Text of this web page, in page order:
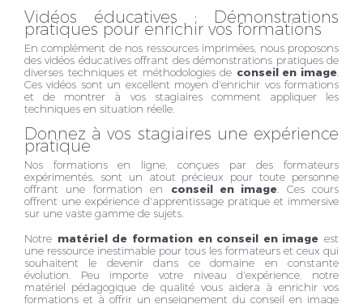
Vidéos éducatives : Démonstrations
pratiques pour enrichir vos formations
En complément de nos ressources imprimées, nous proposons
des vidéos éducatives offrant des démonstrations pratiques de
diverses techniques et méthodologies de conseil en image
Ces vidéos sont un excellent moyen d'enrichir vos formations
et de montrer à vos stagiaires comment appliquer les
techniques en situation réelle.
Donnez à vos stagiaires une expérience
pratique
Nos formations en ligne, conçues par des formateurs
expérimentés, sont un atout précieux pour toute personne
offrant une formation en conseil en image . Ces cours
offrent une expérience d'apprentissage pratique et immersive
sur une vaste gamme de sujets.
Notre matériel de formation en conseil en image est
une ressource inestimable pour tous les formateurs et ceux qui
souhaitent le devenir dans ce domaine en constante
évolution. Peu importe votre niveau d'expérience, notre
matériel pédagogique de qualité vous aidera à enrichir vos
formations et à offrir un enseignement du conseil en image